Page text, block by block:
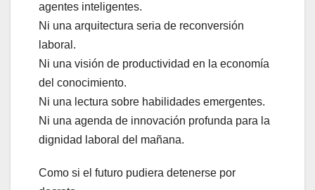
agentes inteligentes.
Ni una arquitectura seria de reconversión
laboral.
Ni una visión de productividad en la economía
del conocimiento.
Ni una lectura sobre habilidades emergentes.
Ni una agenda de innovación profunda para la
dignidad laboral del mañana.
Como si el futuro pudiera detenerse por